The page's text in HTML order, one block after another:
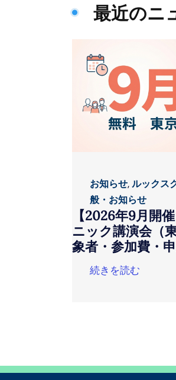
最近のニ
お知らせ,ルックス
般・お知らせ
【2026年9月開
ニック講演会（
象者・参加費・
続きを読む